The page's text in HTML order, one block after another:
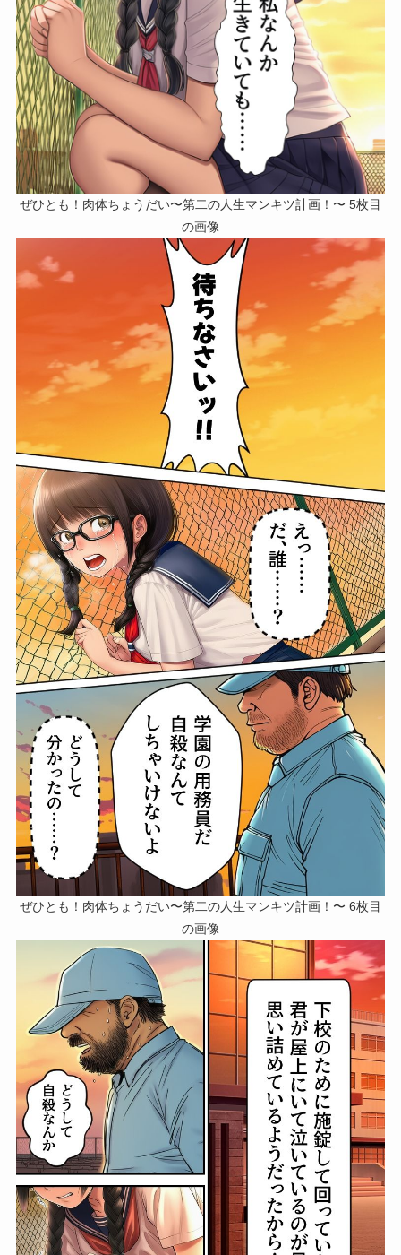
ぜひとも！肉体ちょうだい〜第二の人生マンキツ計画！〜 5枚目
の画像
ぜひとも！肉体ちょうだい〜第二の人生マンキツ計画！〜 6枚目
の画像